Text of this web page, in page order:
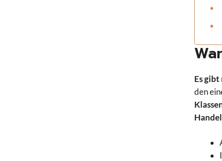
Es
den